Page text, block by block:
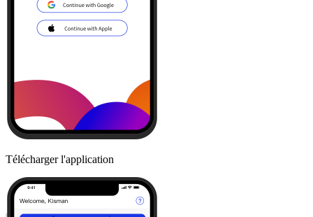
Télécharger l'application